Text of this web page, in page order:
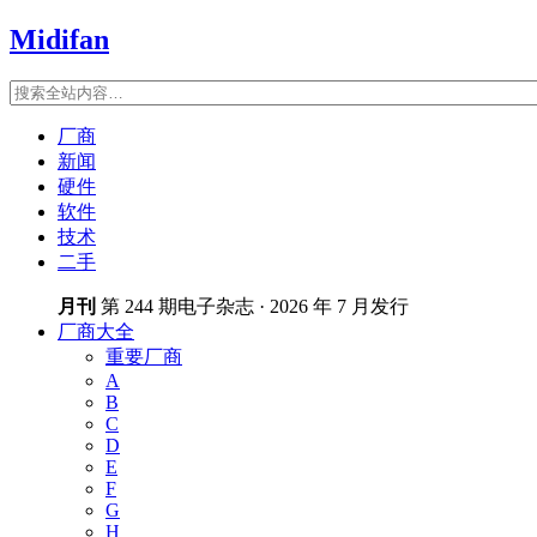
Midifan
厂商
新闻
硬件
软件
技术
二手
月刊 第 244 期电子杂志 · 2026 年 7 月发行
厂商大全
重要厂商
A
B
C
D
E
F
G
H